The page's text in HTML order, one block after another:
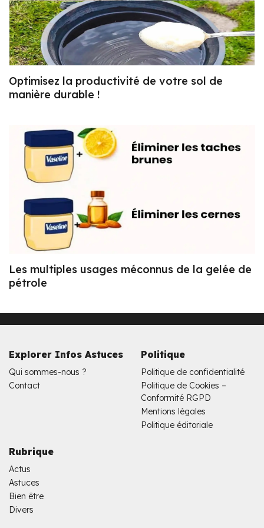
Optimisez la productivité de votre sol de
manière durable !
Les multiples usages méconnus de la gelée de
pétrole
Explorer Infos Astuces
Qui sommes-nous ?
Contact
Politique
Politique de confidentialité
Politique de Cookies –
Conformité RGPD
Mentions légales
Politique éditoriale
Rubrique
Actus
Astuces
Bien être
Divers